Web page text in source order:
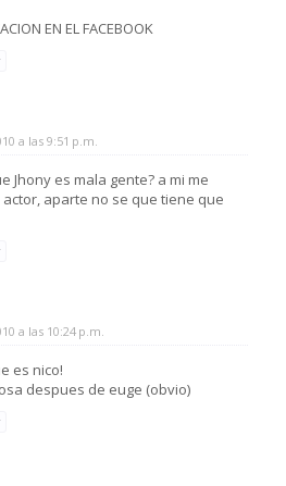
EN EL FACEBOOK
a las 9:51 p.m.
Jhony es mala gente? a mi me
actor, aparte no se que tiene que
a las 10:24 p.m.
es nico!
despues de euge (obvio)